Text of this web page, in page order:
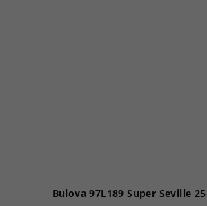
Bulova 97L189 Super Seville